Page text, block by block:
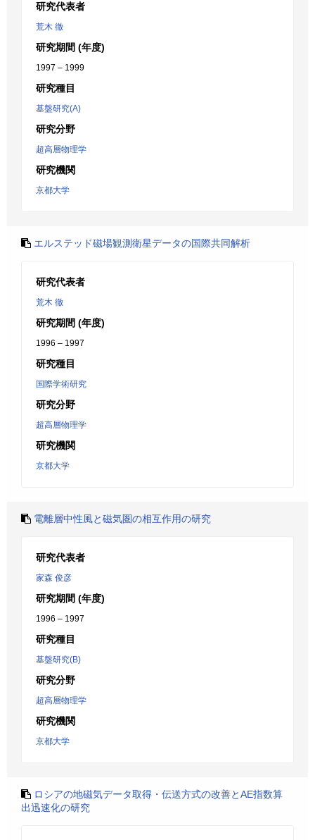
研究代表者
荒木 徹
研究期間 (年度)
1997 – 1999
研究種目
基盤研究(A)
研究分野
超高層物理学
研究機関
京都大学
エルステッド磁場観測衛星データの国際共同解析
研究代表者
荒木 徹
研究期間 (年度)
1996 – 1997
研究種目
国際学術研究
研究分野
超高層物理学
研究機関
京都大学
電離層中性風と磁気圏の相互作用の研究
研究代表者
家森 俊彦
研究期間 (年度)
1996 – 1997
研究種目
基盤研究(B)
研究分野
超高層物理学
研究機関
京都大学
ロシアの地磁気データ取得・伝送方式の改善とAE指数算
出迅速化の研究